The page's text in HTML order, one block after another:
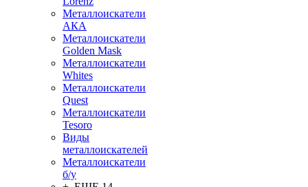
Металлоискатели
АКА
Металлоискатели
Golden Mask
Металлоискатели
Whites
Металлоискатели
Quest
Металлоискатели
Tesoro
Виды
металлоискателей
Металлоискатели
б/у